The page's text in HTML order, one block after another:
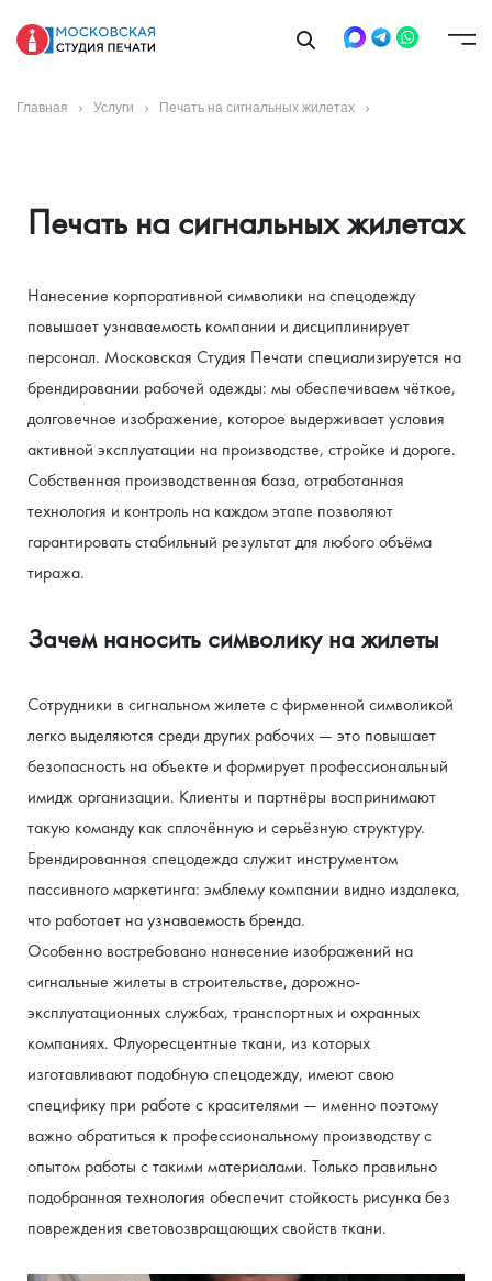
Главная Услуги Печать на сигнальных жилетах
Печать на сигнальных жилетах
Нанесение корпоративной символики на спецодежду
повышает узнаваемость компании и дисциплинирует
персонал. Московская Студия Печати специализируется на
брендировании рабочей одежды: мы обеспечиваем чёткое,
долговечное изображение, которое выдерживает условия
активной эксплуатации на производстве, стройке и дороге.
Собственная производственная база, отработанная
технология и контроль на каждом этапе позволяют
гарантировать стабильный результат для любого объёма
тиража.
Зачем наносить символику на жилеты
Сотрудники в сигнальном жилете с фирменной символикой
легко выделяются среди других рабочих — это повышает
безопасность на объекте и формирует профессиональный
имидж организации. Клиенты и партнёры воспринимают
такую команду как сплочённую и серьёзную структуру.
Брендированная спецодежда служит инструментом
пассивного маркетинга: эмблему компании видно издалека,
что работает на узнаваемость бренда.
Особенно востребовано нанесение изображений на
сигнальные жилеты в строительстве, дорожно-
эксплуатационных службах, транспортных и охранных
компаниях. Флуоресцентные ткани, из которых
изготавливают подобную спецодежду, имеют свою
специфику при работе с красителями — именно поэтому
важно обратиться к профессиональному производству с
опытом работы с такими материалами. Только правильно
подобранная технология обеспечит стойкость рисунка без
повреждения световозвращающих свойств ткани.